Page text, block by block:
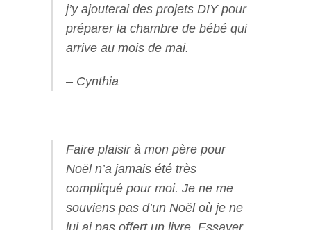
j’y ajouterai des projets DIY pour
préparer la chambre de bébé qui
arrive au mois de mai.
– Cynthia
Faire plaisir à mon père pour
Noël n’a jamais été très
compliqué pour moi. Je ne me
souviens pas d’un Noël où je ne
lui ai pas offert un livre. Essayer